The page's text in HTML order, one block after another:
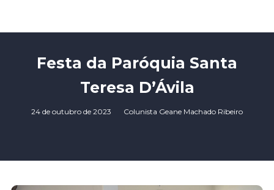
Festa da Paróquia Santa
Teresa D’Ávila
24 de outubro de 2023 Colunista Geane Machado Ribeiro